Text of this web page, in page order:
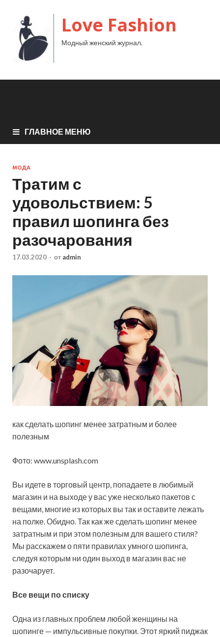
Love Fashion
Модный женский журнал.
ГЛАВНОЕ МЕНЮ
МОДА
Тратим с
удовольствием: 5
правил шопинга без
разочарования
17.03.2020 - от admin
как сделать шопинг менее затратным и более
полезным
Фото: www.unsplash.com
Вы идете в торговый центр, попадаете в любимый
магазин и на выходе у вас уже несколько пакетов с
вещами, многие из которых вы так и оставите лежать
на полке. Обидно. Так как же сделать шопинг менее
затратным и при этом полезным для вашего стиля?
Мы расскажем о пяти правилах умного шопинга,
следуя которым ни один выход в магазин вас не
разочарует.
Все вещи по списку
Одна из главных проблем любой женщины на
шопинге — импульсивные покупки. Этот яркий пиджак